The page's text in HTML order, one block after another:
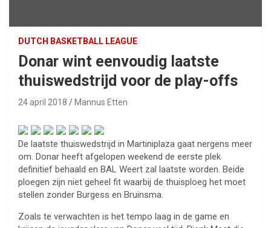
DUTCH BASKETBALL LEAGUE
Donar wint eenvoudig laatste
thuiswedstrijd voor de play-offs
24 april 2018 Mannus Etten
De laatste thuiswedstrijd in Martiniplaza gaat nergens meer
om. Donar heeft afgelopen weekend de eerste plek
definitief behaald en BAL Weert zal laatste worden. Beide
ploegen zijn niet geheel fit waarbij de thuisploeg het moet
stellen zonder Burgess en Bruinsma.
Zoals te verwachten is het tempo laag in de game en